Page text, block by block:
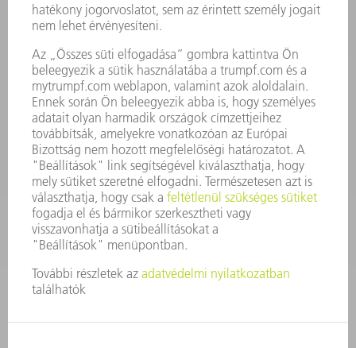
KAPCSOLAT
Szerszám
3628576045
08.00 - 16.30
szerszam@hu.trumpf.com
KAPCSOLAT
Alkatrész
3628576035
08.00 - 16.30
alkatresz@hu.trumpf.com